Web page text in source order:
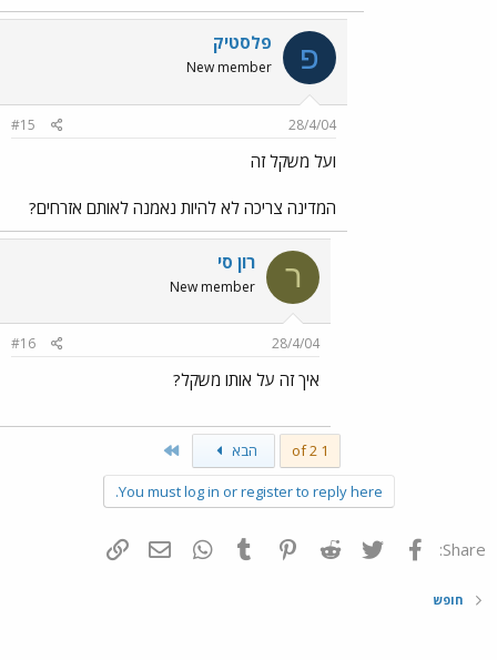
פ פלסטיק
New member
28/4/04
#15
ועל משקל זה
המדינה צריכה לא להיות נאמנה לאותם אזרחים?
ר רון סי
New member
28/4/04
#16
איך זה על אותו משקל?
1 of 2 הבא
You must log in or register to reply here.
Share: פייסבוק Twitter
Reddit
Pinterest
Tumblr
WhatsAppדואר אלקטרוני
חופש